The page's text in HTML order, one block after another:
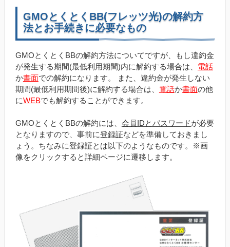
GMOとくとくBB(フレッツ光)の解約方
法とお手続きに必要なもの
GMOとくとくBBの解約方法についてですが、もし違約金
が発生する期間(最低利用期間)内に解約する場合は、 電話
か書面での解約になります。 また、違約金が発生しない
期間(最低利用期間後)に解約する場合は、 電話か書面の他
にWEBでも解約することができます。
GMOとくとくBBの解約には、 会員IDとパスワードが必要
となりますので、事前に登録証などを準備しておきまし
ょう。ちなみに登録証とは以下のようなものです。※画
像をクリックすると詳細ページに遷移します。